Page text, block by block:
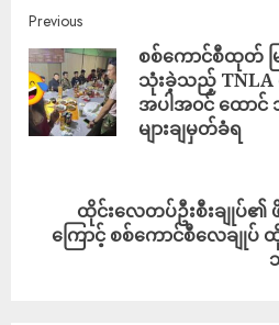
Previous
စစ်ကောင်စီထုတ် မ
သုံးခဲ့သည့် TNLA
အပါအ၀င် ထောင်
များချမှတ်ခံရ
ထိုင်းလေတပ်ဦးစီးချုပ်၏
ကြောင့် စစ်ကောင်စီလေချုပ်